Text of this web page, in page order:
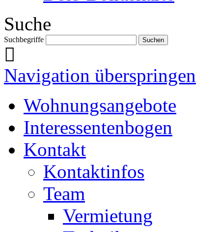
Suche
Suchbegriffe
Navigation überspringen
Wohnungsangebote
Interessentenbogen
Kontakt
Kontaktinfos
Team
Vermietung